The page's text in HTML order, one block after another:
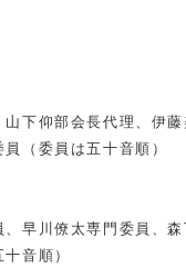
下仰部会長代理、伊藤
（委員は五十音順）
早川僚太専門委員、森
音順）